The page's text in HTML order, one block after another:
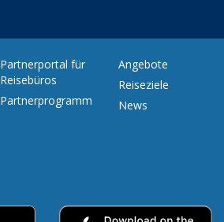
Partnerportal für
Reisebüros
Partnerprogramm
Angebote
Reiseziele
News